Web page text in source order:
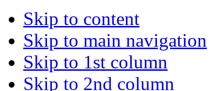
Skip to content
Skip to main navigation
Skip to 1st column
Skip to 2nd column